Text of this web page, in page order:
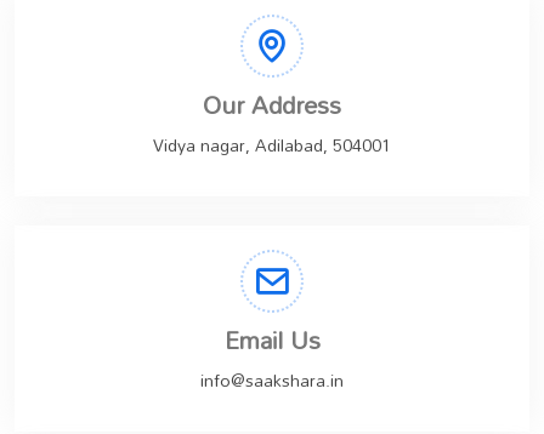
Our Address
Vidya nagar, Adilabad, 504001
Email Us
info@saakshara.in